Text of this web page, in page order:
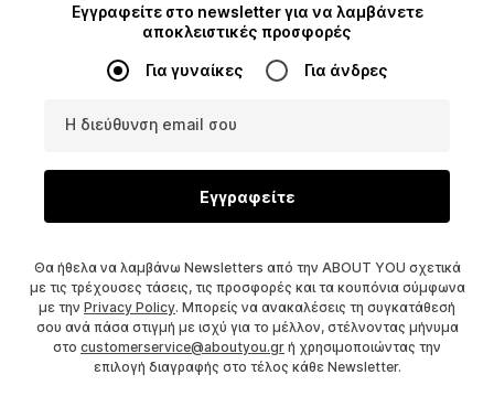
Εγγραφείτε στο newsletter για να λαμβάνετε
αποκλειστικές προσφορές
Για γυναίκες Για άνδρες
Η διεύθυνση email σου
Εγγραφείτε
Θα ήθελα να λαμβάνω Newsletters από την ABOUT YOU σχετικά
με τις τρέχουσες τάσεις, τις προσφορές και τα κουπόνια σύμφωνα
με την Privacy Policy. Μπορείς να ανακαλέσεις τη συγκατάθεσή
σου ανά πάσα στιγμή με ισχύ για το μέλλον, στέλνοντας μήνυμα
στο customerservice@aboutyou.gr ή χρησιμοποιώντας την
επιλογή διαγραφής στο τέλος κάθε Newsletter.